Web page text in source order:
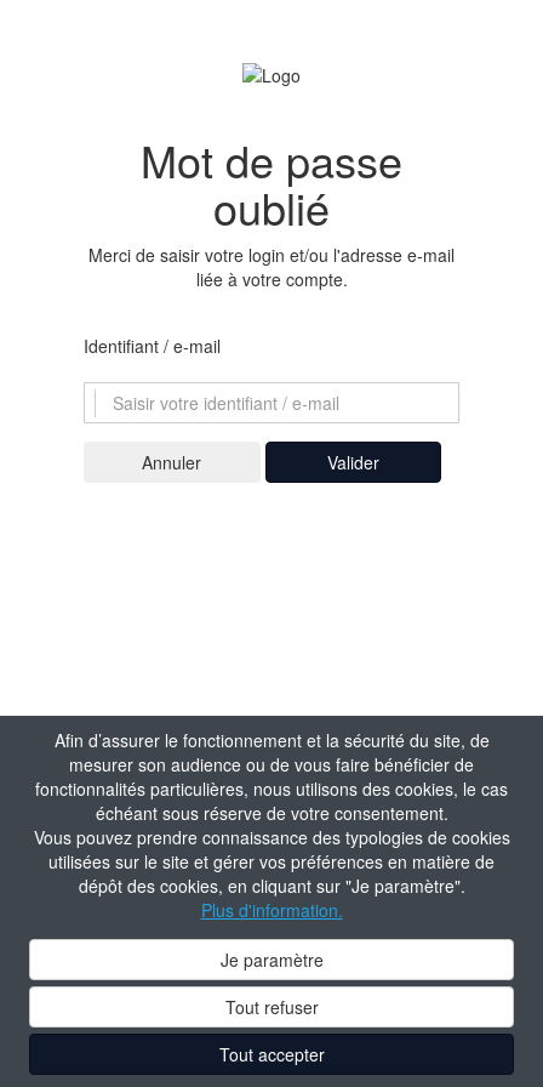
Afin d’assurer le fonctionnement et la sécurité du site, de
mesurer son audience ou de vous faire bénéficier de
fonctionnalités particulières, nous utilisons des cookies, le cas
échéant sous réserve de votre consentement.
Vous pouvez prendre connaissance des typologies de cookies
utilisées sur le site et gérer vos préférences en matière de
dépôt des cookies, en cliquant sur "Je paramètre".
Plus d'information.
Je paramètre
Tout refuser
Tout accepter
Mot de passe
oublié
Merci de saisir votre login et/ou l'adresse e-mail
liée à votre compte.
Identifiant / e-mail
Valider